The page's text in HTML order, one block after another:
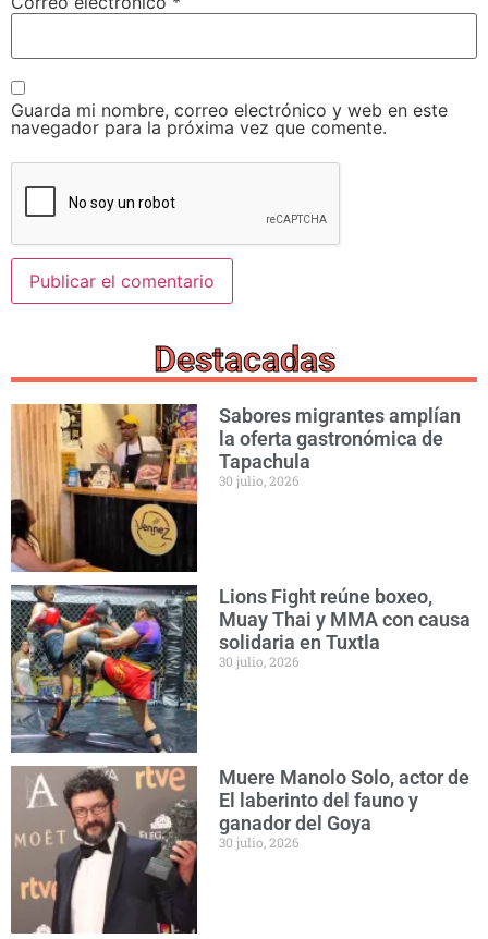
Guarda mi nombre, correo electrónico y web en este
navegador para la próxima vez que comente.
Destacadas
Sabores migrantes amplían
la oferta gastronómica de
Tapachula
30 julio, 2026
Lions Fight reúne boxeo,
Muay Thai y MMA con causa
solidaria en Tuxtla
30 julio, 2026
Muere Manolo Solo, actor de
El laberinto del fauno y
ganador del Goya
30 julio, 2026